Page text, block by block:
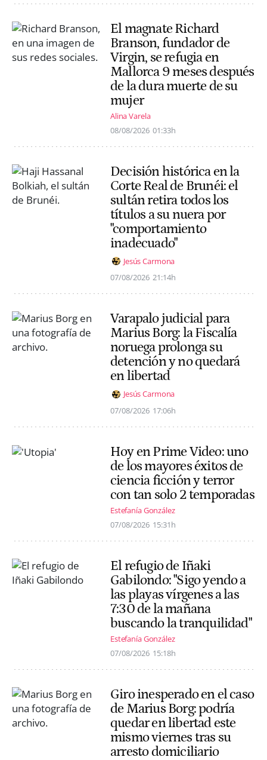
El magnate Richard
Branson, fundador de
Virgin, se refugia en
Mallorca 9 meses después
de la dura muerte de su
mujer
Alina Varela
08/08/2026 01:33h
Decisión histórica en la
Corte Real de Brunéi: el
sultán retira todos los
títulos a su nuera por
"comportamiento
inadecuado"
Jesús Carmona
07/08/2026 21:14h
Varapalo judicial para
Marius Borg: la Fiscalía
noruega prolonga su
detención y no quedará
en libertad
Jesús Carmona
07/08/2026 17:06h
Hoy en Prime Video: uno
de los mayores éxitos de
ciencia ficción y terror
con tan solo 2 temporadas
Estefanía González
07/08/2026 15:31h
El refugio de Iñaki
Gabilondo: "Sigo yendo a
las playas vírgenes a las
7:30 de la mañana
buscando la tranquilidad"
Estefanía González
07/08/2026 15:18h
Giro inesperado en el caso
de Marius Borg: podría
quedar en libertad este
mismo viernes tras su
arresto domiciliario